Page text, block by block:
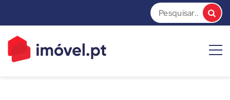
content